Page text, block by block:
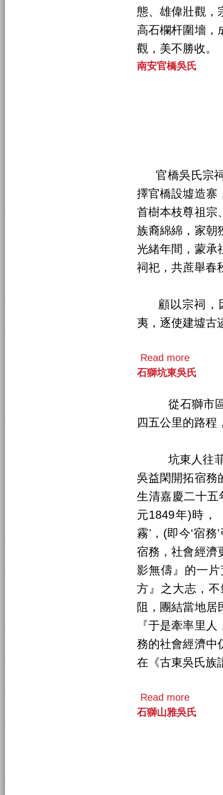
態、雄偉壯觀，
高石欄杆圍墻，
觀，美不勝收。
南安官橋吳氏
官橋吳氏宗祠
擇官橋設墟造寨
首樹本枝尊祖宗
族裔綿綿，家朝
光緒年間，蒙承
祠祀，共蔗舉春
顧以宗祠，因
夷，逐使建墟古
Read more
石獅坑東吳氏
從石獅市區出
四五公里的路程
坑東人往菲律
吳益閑開拓宿務
生清嘉慶二十
元1849年)時，
霧’，(即今‘宿
宿務，社會經濟
影無儔』的一
方』之大志，
阻，團結當地居
『于是牽率里
務的社會經濟中
在《古東吳氏族
Read more
石獅山雅吳氏